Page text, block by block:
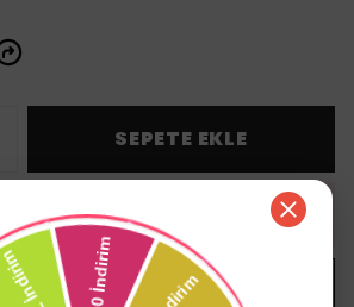
SEPETE EKLE
HEMEN AL
WHATSAPP